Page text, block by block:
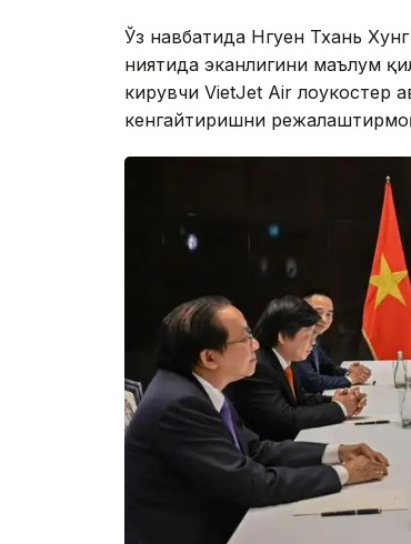
Ўз навбатида Нгуен Тхань
ниятида эканлигини маълум
кирувчи VietJet Air лоукостер
кенгайтиришни